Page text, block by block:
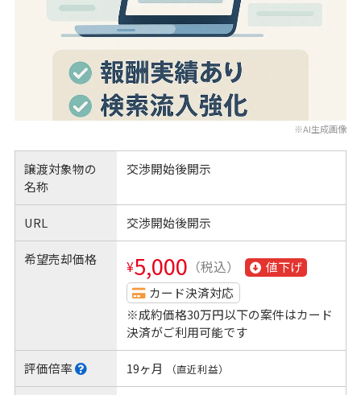
※AI生成画像
譲渡対象物の
名称
交渉開始後開示
URL 交渉開始後開示
希望売却価格 ¥5,000 （税込）
値下げ
カード決済対応
※成約価格30万円以下の案件はカード
決済がご利用可能です
評価倍率 19ヶ月 （直近利益）